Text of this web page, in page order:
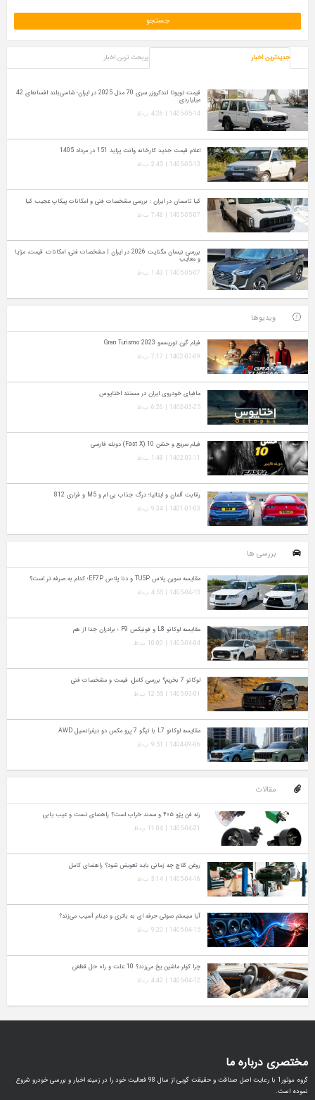
جدیدترین اخبار پربحث ترین اخبار
قیمت تویوتا لندکروزر سری 70 مدل 2025 در ایران؛ شاسی‌بلند افسانه‌ای 42
میلیاردی
1405-05-14 | 4:26 ب.ظ
اعلام قیمت جدید کارخانه وانت پراید 151 در مرداد 1405
1405-05-13 | 2:45 ب.ظ
کیا تاسمان در ایران ؛ بررسی مشخصات فنی و امکانات پیکاپ عجیب کیا
1405-05-07 | 7:48 ب.ظ
بررسی نیسان مگنایت 2026 در ایران | مشخصات فنی، امکانات، قیمت، مزایا
و معایب
1405-05-07 | 1:43 ب.ظ
ویدیوها
فیلم گرن توریسمو Gran Turismo 2023
1402-07-09 | 7:17 ب.ظ
مافیای خودروی ایران در مستند اختاپوس
1402-03-25 | 6:26 ب.ظ
فیلم سریع و خشن 10 (Fast X) دوبله فارسی
1402-03-11 | 1:48 ب.ظ
رقابت آلمان و ایتالیا؛ درگ جذاب بی ام و M5 و فراری 812
1401-01-03 | 9:34 ب.ظ
بررسی ها
مقایسه سورن پلاس TU5P و دنا پلاس EF7P؛ کدام به‌ صرفه‌ تر است؟
1405-04-13 | 4:55 ب.ظ
مقایسه لوکانو L8 و فونیکس F9 ؛ برادران جدا از هم
1405-04-04 | 10:00 ب.ظ
لوکانو 7 بخریم؟ بررسی کامل، قیمت و مشخصات فنی
1405-03-01 | 12:55 ب.ظ
مقایسه لوکانو L7 با تیگو 7 پرو مکس دو دیفرانسیل AWD
1404-09-06 | 9:51 ب.ظ
مقالات
رله فن پژو ۴۰۵ و سمند خراب است؟ راهنمای تست و عیب‌ یابی
1405-04-21 | 11:04 ب.ظ
روغن کلاچ چه زمانی باید تعویض شود؟ راهنمای کامل
1405-04-16 | 3:14 ب.ظ
آیا سیستم صوتی حرفه‌ ای به باتری و دینام آسیب می‌زند؟
1405-04-15 | 9:20 ب.ظ
چرا کولر ماشین یخ می‌زند؟ 10 علت و راه‌ حل قطعی
1405-04-12 | 4:42 ب.ظ
مختصری درباره ما
گروه موتور1 با رعایت اصل صداقت و حقیقت گویی از سال 98 فعالیت خود را در زمینه اخبار و بررسی خودرو شروع
نموده است.